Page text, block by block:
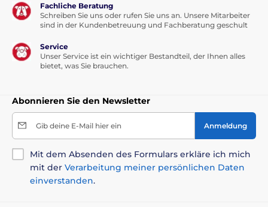
Technische Spezifikationen können sich ohne
ausdrückliche Ankündigung ändern. Bilder dienen
nur zu Illustrationszwecken.
Fachliche Beratung
Schreiben Sie uns oder rufen Sie uns an. Unsere Mitarbeiter
sind in der Kundenbetreuung und Fachberatung geschult
Service
Unser Service ist ein wichtiger Bestandteil, der Ihnen alles
bietet, was Sie brauchen.
Abonnieren Sie den Newsletter
Gib deine E-Mail hier ein Anmeldung
Mit dem Absenden des Formulars erkläre ich mich
mit der Verarbeitung meiner persönlichen Daten
einverstanden.